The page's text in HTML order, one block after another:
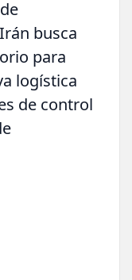
busca
para
logística
de control